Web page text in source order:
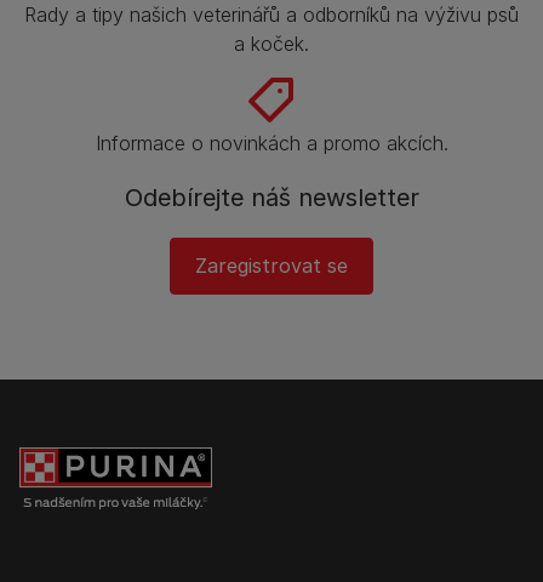
Rady a tipy našich veterinářů a odborníků na výživu psů
a koček.
Informace o novinkách a promo akcích.
Odebírejte náš newsletter
Zaregistrovat se